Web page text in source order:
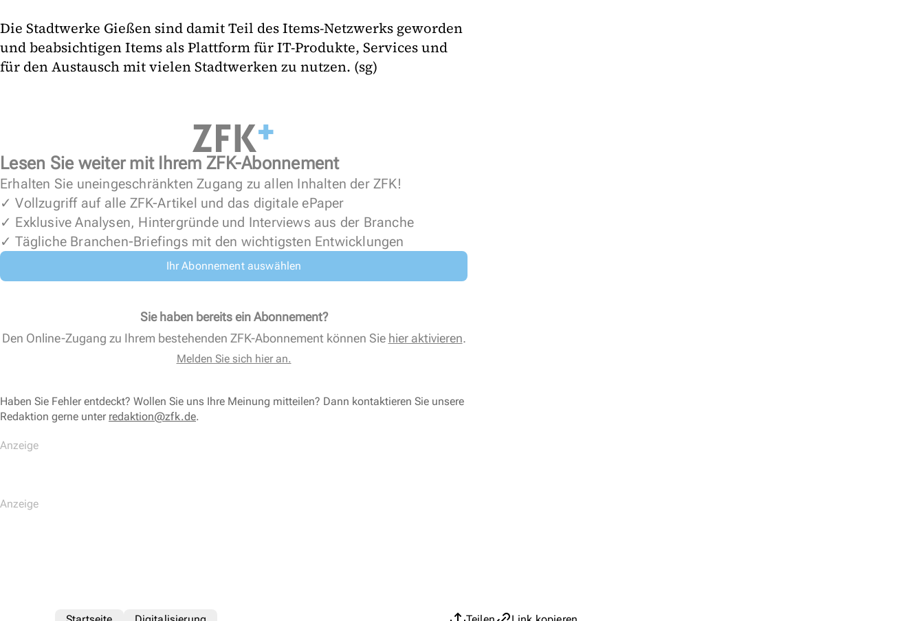
Die Stadtwerke Gießen sind damit Teil des Items-Netzwerks geworden
und beabsichtigen Items als Plattform für IT-Produkte, Services und
für den Austausch mit vielen Stadtwerken zu nutzen. (sg)
Lesen Sie weiter mit Ihrem ZFK-Abonnement
Erhalten Sie uneingeschränkten Zugang zu allen Inhalten der ZFK!
✓ Vollzugriff auf alle ZFK-Artikel und das digitale ePaper
✓ Exklusive Analysen, Hintergründe und Interviews aus der Branche
✓ Tägliche Branchen-Briefings mit den wichtigsten Entwicklungen
Ihr Abonnement auswählen
Sie haben bereits ein Abonnement?
Den Online-Zugang zu Ihrem bestehenden ZFK-Abonnement können Sie hier aktivieren.
Melden Sie sich hier an.
Haben Sie Fehler entdeckt? Wollen Sie uns Ihre Meinung mitteilen? Dann kontaktieren Sie unsere
Redaktion gerne unter redaktion@zfk.de.